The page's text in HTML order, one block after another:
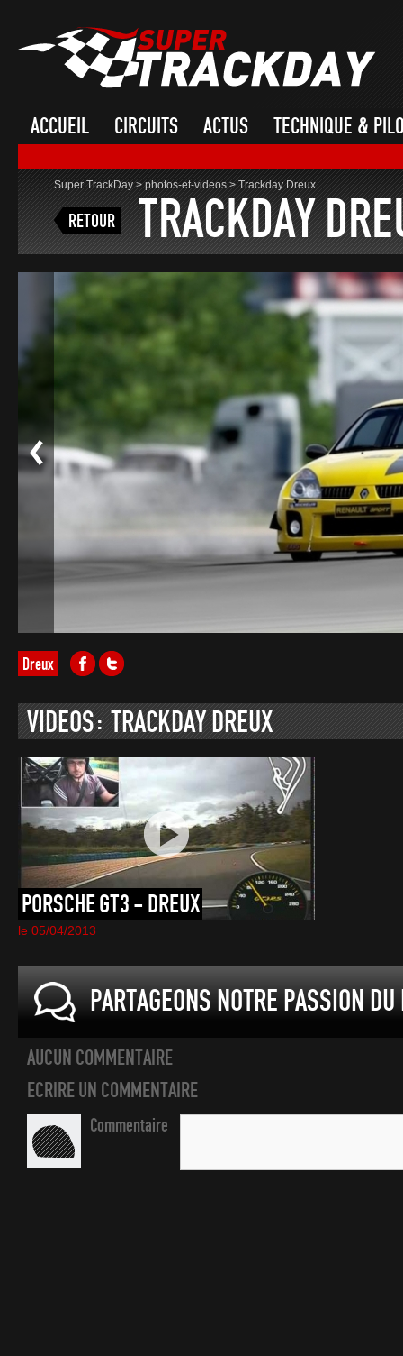
ACCUEIL CIRCUITS ACTUS TECHNIQUE &
Super TrackDay>photos-et-videos>Trackday Dreux
RETOUR TRACKDAY
Dreux
VIDEOS: TRACKDAY DREUX
PORSCHEGT3 - DREUX
le 05/04/2013
PARTAGEONS NOTRE PASSION
AUCUN COMMENTAIRE
ECRIRE UN COMMENTAIRE
Commentaire